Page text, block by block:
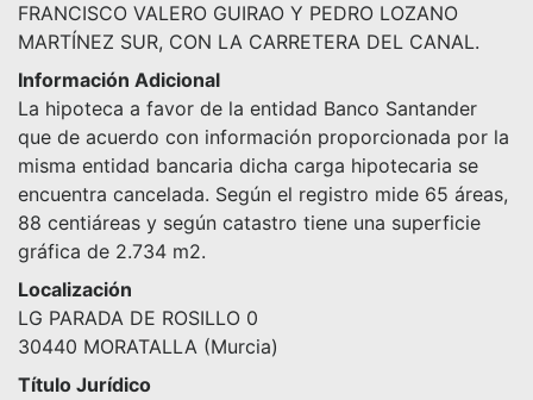
FRANCISCO VALERO GUIRAO Y PEDRO LOZANO
MARTÍNEZ SUR, CON LA CARRETERA DEL CANAL.
Información Adicional
La hipoteca a favor de la entidad Banco Santander
que de acuerdo con información proporcionada por la
misma entidad bancaria dicha carga hipotecaria se
encuentra cancelada. Según el registro mide 65 áreas,
88 centiáreas y según catastro tiene una superficie
gráfica de 2.734 m2.
Localización
LG PARADA DE ROSILLO 0
30440 MORATALLA (Murcia)
Título Jurídico